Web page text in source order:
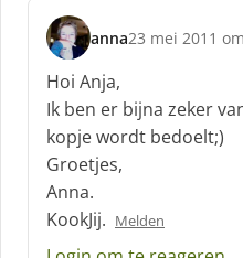
anna
s
c
h
r
e
e
f
:
23 mei 2011
Hoi Anja,
Ik ben er bijna zeker
kopje wordt bedoelt;)
Groetjes,
Anna.
KookJij. Melden